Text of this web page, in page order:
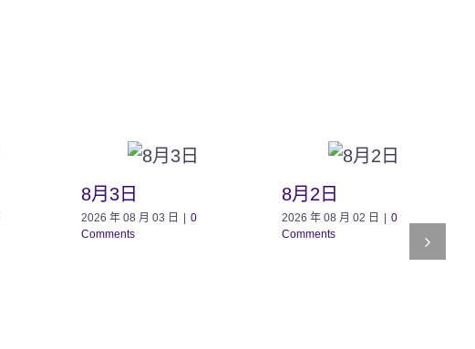
8月3日
2026 年 08 月 03 日
0
Comments
8月2日
2026 年 08 月 02 日
0
Comments